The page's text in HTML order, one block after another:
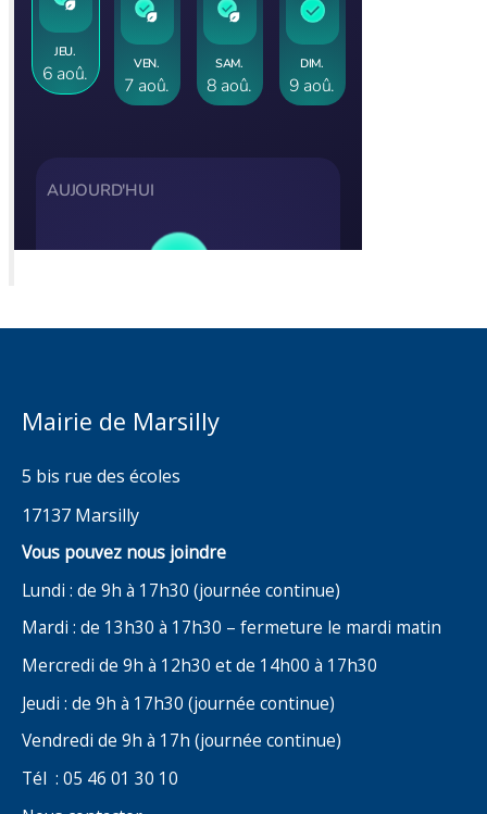
Mairie de Marsilly
5 bis rue des écoles
17137 Marsilly
Vous pouvez nous joindre
Lundi : de 9h à 17h30 (journée continue)
Mardi : de 13h30 à 17h30 – fermeture le mardi matin
Mercredi de 9h à 12h30 et de 14h00 à 17h30
Jeudi : de 9h à 17h30 (journée continue)
Vendredi de 9h à 17h (journée continue)
Tél : 05 46 01 30 10